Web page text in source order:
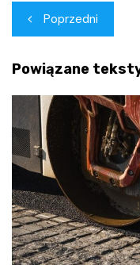
Nawigacja
wpisu
Poprzedni
Powiązane